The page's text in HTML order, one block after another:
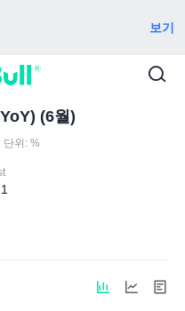
보기
(6월)
단위: %